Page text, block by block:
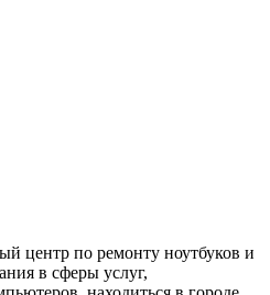
центр по ремонту ноутбуков и
в сферы услуг,